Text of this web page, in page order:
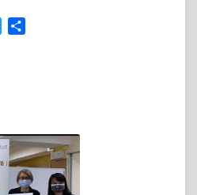
Twitter